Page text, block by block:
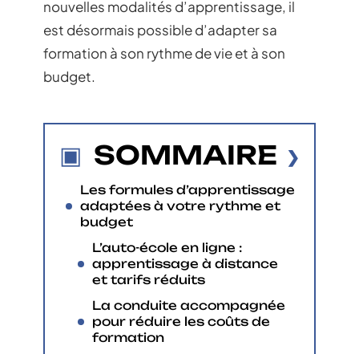
nouvelles modalités d’apprentissage, il
est désormais possible d’adapter sa
formation à son rythme de vie et à son
budget.
SOMMAIRE
Les formules d’apprentissage
adaptées à votre rythme et
budget
L’auto-école en ligne :
apprentissage à distance
et tarifs réduits
La conduite accompagnée
pour réduire les coûts de
formation